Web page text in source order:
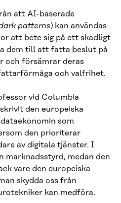
att AI-baserade
patterns) kan användas
att bete sig på ett skadligt
dem till att fatta beslut på
och försämrar deras
och valfrihet.
vid Columbia
den europeiska
som
den prioriterar
av digitala tjänster. I
marknadsstyrd, medan den
vare den europeiska
skydda oss från
kan medföra.